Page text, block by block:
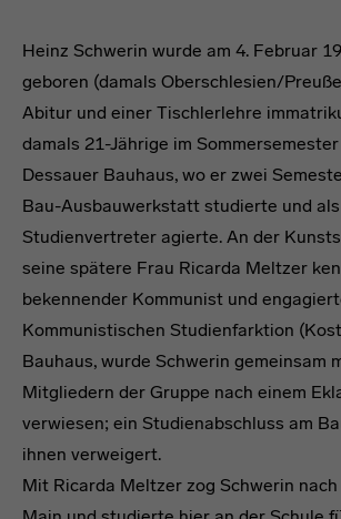
Heinz Schwerin wurde am 4. Februar
geboren (damals Oberschlesien/
Abitur und einer Tischlerlehre
damals 21-Jährige im
Dessauer Bauhaus, wo er zwei
Bau-Ausbauwerkstatt studierte und als
Studienvertreter agierte. An der
seine spätere Frau Ricarda Meltzer
bekennender Kommunist und
Kommunistischen Studienfarktion
Bauhaus, wurde Schwerin gemeinsam
Mitgliedern der Gruppe nach einem
verwiesen; ein Studienabschluss am
ihnen verweigert.
Mit Ricarda Meltzer zog Schwerin